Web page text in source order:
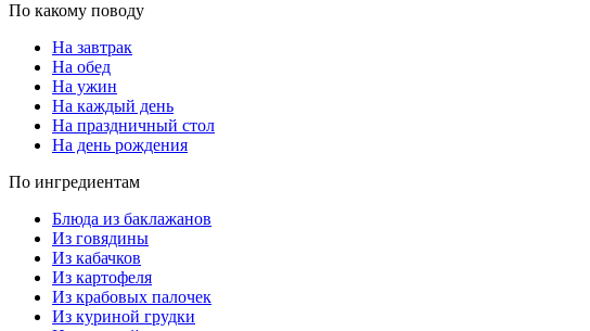
По какому поводу
На завтрак
На обед
На ужин
На каждый день
На праздничный стол
На день рождения
По ингредиентам
Блюда из баклажанов
Из говядины
Из кабачков
Из картофеля
Из крабовых палочек
Из куриной грудки